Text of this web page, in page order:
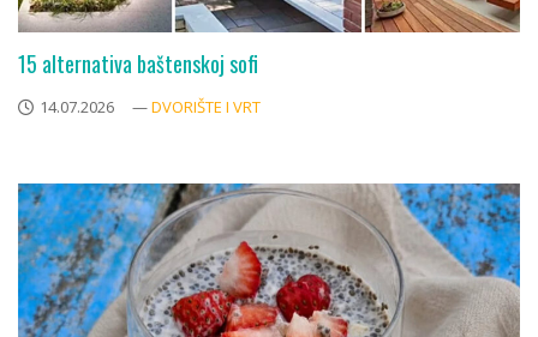
15 alternativa baštenskoj sofi
14.07.2026 —DVORIŠTE I VRT